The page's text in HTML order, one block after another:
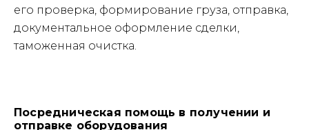
его проверка, формирование груза, отправка,
документальное оформление сделки,
таможенная очистка.
Посредническая помощь в получении и
отправке оборудования